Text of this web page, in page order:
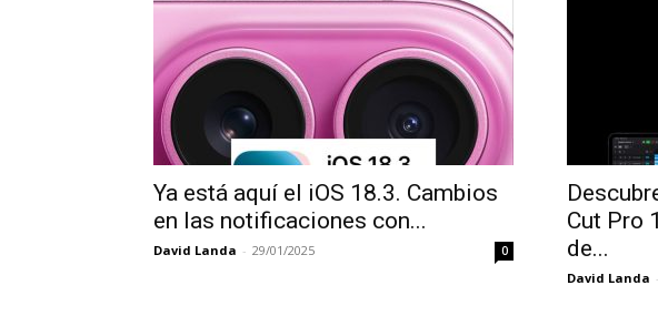
Ya está aquí el iOS 18.3. Cambios
en las notificaciones con...
David Landa - 29/01/2025 0
Cut Pro
de...
David Landa -